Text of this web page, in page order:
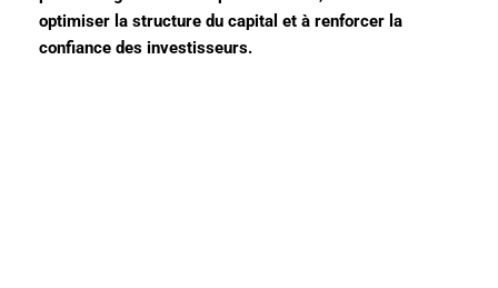
optimiser la structure du capital et à renforcer la
confiance des investisseurs.